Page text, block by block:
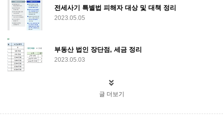
전세사기 특별법 피해자 대상 및 대책 정리
2023.05.05
부동산 법인 장단점, 세금 정리
2023.05.03
글 더보기